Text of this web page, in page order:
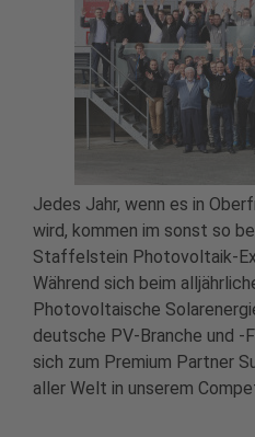
Jedes Jahr, wenn es in
wird, kommen im sonst so
Staffelstein Photovoltaik-
Während sich beim
Photovoltaische
deutsche PV-Branche und
sich zum Premium Partner
aller Welt in unserem